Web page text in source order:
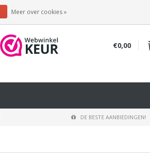
€0,00
DE BESTE AANBIEDINGEN!
Meer over cookies »